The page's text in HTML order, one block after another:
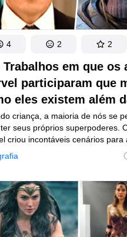
Trabalhos em que os
participaram que
eles existem além
criança, a maioria de nós se
seus próprios superpoderes.
criou incontáveis cenários para
quando o assunto se
Agora, a tecnologia e o
para as telas grandes.
4 2 2